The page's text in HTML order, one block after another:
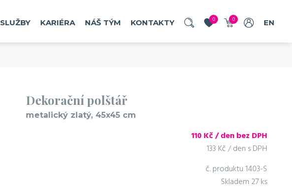
SLUŽBY KARIÉRA NÁŠ TÝM KONTAKTY 0 0 EN
Dekorační polštář
metalický zlatý, 45x45 cm
110Kč / den bez DPH
133 Kč / den s DPH
č. produktu1403-S
Skladem 27 ks